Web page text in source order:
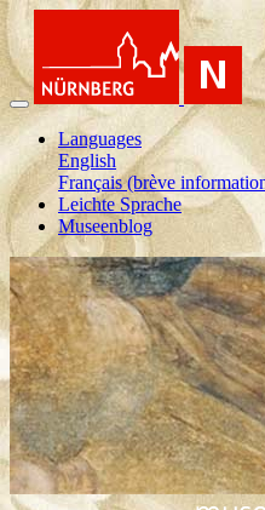
Languages
English
Français (brève
Leichte Sprache
Museenblog